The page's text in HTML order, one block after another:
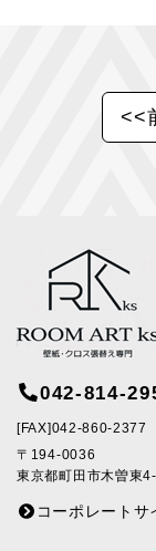
<<
042-814-
[FAX]042-860-2377
〒194-0036
東京都町田市木曽東
コーポレートサ